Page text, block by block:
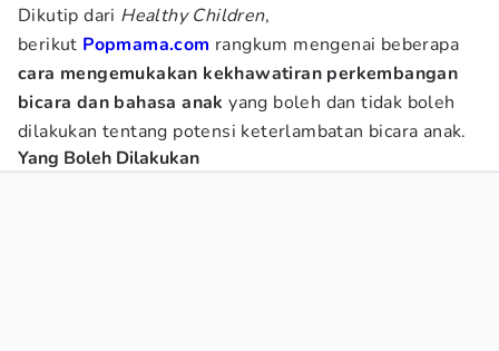
Dikutip dari Healthy Children,
berikut Popmama.com rangkum mengenai beberapa
cara mengemukakan kekhawatiran perkembangan
bicara dan bahasa anak yang boleh dan tidak boleh
dilakukan tentang potensi keterlambatan bicara anak.
Yang Boleh Dilakukan